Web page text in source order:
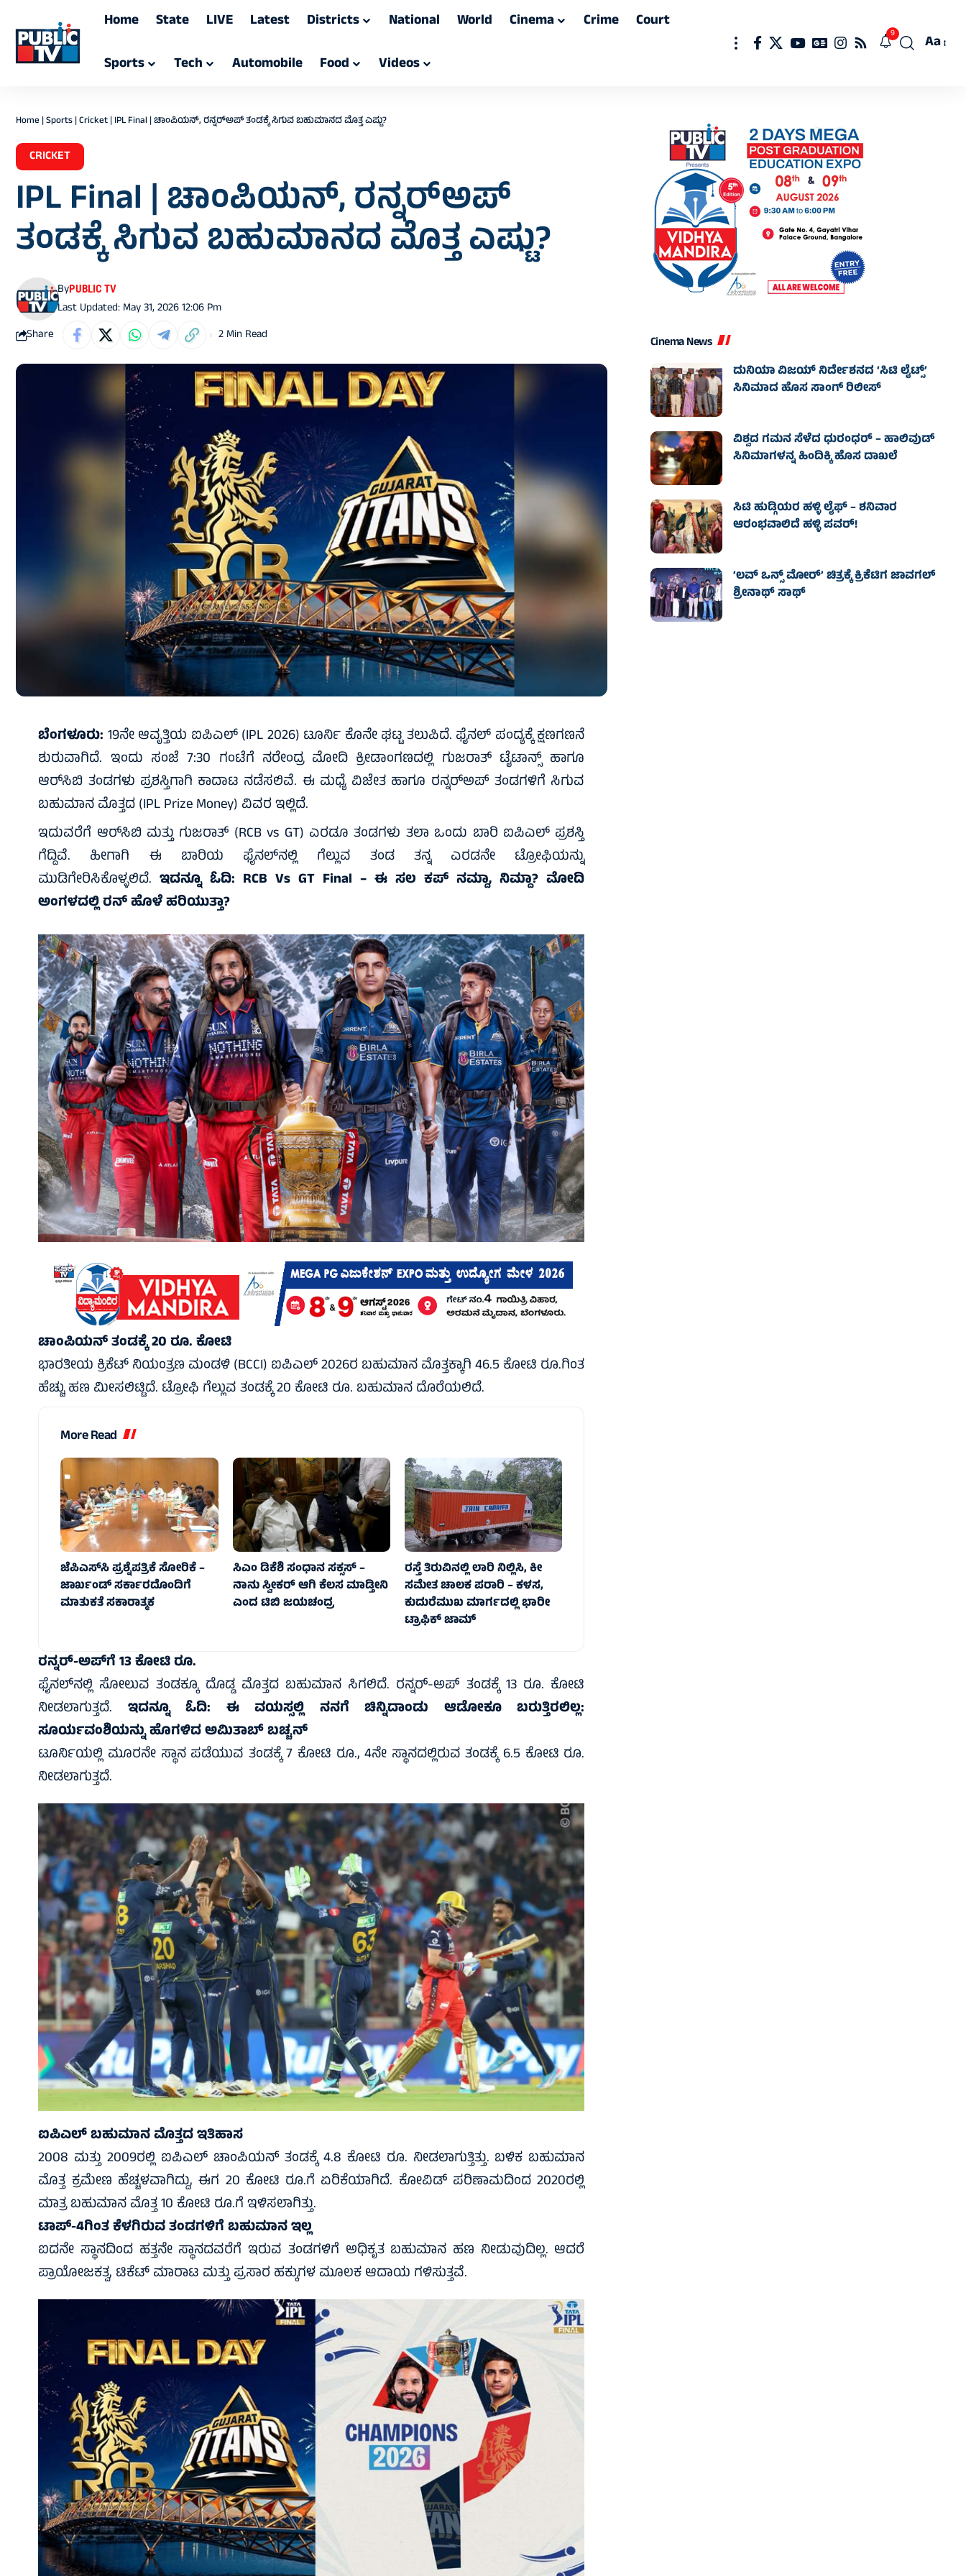
Home State LIVE Latest Districts National World Cinema Crime
Court
Sports
Tech Automobile Food Videos
9
Font
Aa
Home |Sports|Cricket|IPL Final | ಚಾಂಪಿಯನ್‌, ರನ್ನರ್‌ಅಪ್‌ ತಂಡಕ್ಕೆ ಸಿಗುವ ಬಹುಮಾನದ ಮೊತ್ತ ಎಷ್ಟು?
CRICKET
IPL Final | ಚಾಂಪಿಯನ್‌, ರನ್ನರ್‌ಅಪ್‌
ತಂಡಕ್ಕೆ ಸಿಗುವ ಬಹುಮಾನದ ಮೊತ್ತ ಎಷ್ಟು?
Last Updated: May 31, 2026 12:06 Pm
ByPUBLIC TV
Share 2 Min Read
ಬೆಂಗಳೂರು: 19ನೇ ಆವೃತ್ತಿಯ ಐಪಿಎಲ್‌ (IPL 2026) ಟೂರ್ನಿ ಕೊನೇ ಘಟ್ಟ ತಲುಪಿದೆ. ಫೈನಲ್‌ ಪಂದ್ಯಕ್ಕೆ ಕ್ಷಣಗಣನೆ
ಶುರುವಾಗಿದೆ. ಇಂದು ಸಂಜೆ 7:30 ಗಂಟೆಗೆ ನರೇಂದ್ರ ಮೋದಿ ಕ್ರೀಡಾಂಗಣದಲ್ಲಿ ಗುಜರಾತ್‌ ಟೈಟಾನ್ಸ್‌ ಹಾಗೂ
ಆರ್‌ಸಿಬಿ ತಂಡಗಳು ಪ್ರಶಸ್ತಿಗಾಗಿ ಕಾದಾಟ ನಡೆಸಲಿವೆ. ಈ ಮಧ್ಯೆ ವಿಜೇತ ಹಾಗೂ ರನ್ನರ್‌ಅಪ್ ತಂಡಗಳಿಗೆ ಸಿಗುವ
ಬಹುಮಾನ ಮೊತ್ತದ (IPL Prize Money) ವಿವರ ಇಲ್ಲಿದೆ.
ಇದುವರೆಗೆ ಆರ್‌ಸಿಬಿ ಮತ್ತು ಗುಜರಾತ್ (RCB vs GT) ಎರಡೂ ತಂಡಗಳು ತಲಾ ಒಂದು ಬಾರಿ ಐಪಿಎಲ್ ಪ್ರಶಸ್ತಿ
ಗೆದ್ದಿವೆ. ಹೀಗಾಗಿ ಈ ಬಾರಿಯ ಫೈನಲ್‌ನಲ್ಲಿ ಗೆಲ್ಲುವ ತಂಡ ತನ್ನ ಎರಡನೇ ಟ್ರೋಫಿಯನ್ನು
ಮುಡಿಗೇರಿಸಿಕೊಳ್ಳಲಿದೆ.ಇದನ್ನೂ ಓದಿ: RCB Vs GT Final – ಈ ಸಲ ಕಪ್‌ ನಮ್ದಾ, ನಿಮ್ದಾ? ಮೋದಿ
ಅಂಗಳದಲ್ಲಿ ರನ್‌ ಹೊಳೆ ಹರಿಯುತ್ತಾ?
ಚಾಂಪಿಯನ್ ತಂಡಕ್ಕೆ 20 ರೂ. ಕೋಟಿ
ಭಾರತೀಯ ಕ್ರಿಕೆಟ್ ನಿಯಂತ್ರಣ ಮಂಡಳಿ (BCCI) ಐಪಿಎಲ್ 2026ರ ಬಹುಮಾನ ಮೊತ್ತಕ್ಕಾಗಿ 46.5 ಕೋಟಿ ರೂ.ಗಿಂತ
ಹೆಚ್ಚು ಹಣ ಮೀಸಲಿಟ್ಟಿದೆ. ಟ್ರೋಫಿ ಗೆಲ್ಲುವ ತಂಡಕ್ಕೆ 20 ಕೋಟಿ ರೂ. ಬಹುಮಾನ ದೊರೆಯಲಿದೆ.
More Read
ಜೆಪಿಎಸ್‌ಸಿ ಪ್ರಶ್ನೆಪತ್ರಿಕೆ ಸೋರಿಕೆ –
ಜಾರ್ಖಂಡ್‌ ಸರ್ಕಾರದೊಂದಿಗೆ
ಮಾತುಕತೆ ಸಕಾರಾತ್ಮಕ
ಸಿಎಂ ಡಿಕೆಶಿ ಸಂಧಾನ ಸಕ್ಸಸ್‌ –
ನಾನು ಸ್ವೀಕರ್ ಆಗಿ ಕೆಲಸ ಮಾಡ್ತೀನಿ
ಎಂದ ಟಿಬಿ ಜಯಚಂದ್ರ
ರಸ್ತೆ ತಿರುವಿನಲ್ಲಿ ಲಾರಿ ನಿಲ್ಲಿಸಿ, ಕೀ
ಸಮೇತ ಚಾಲಕ ಪರಾರಿ – ಕಳಸ,
ಕುದುರೆಮುಖ ಮಾರ್ಗದಲ್ಲಿ‌ ಭಾರೀ
ಟ್ರಾಫಿಕ್‌ ಜಾಮ್
ರನ್ನರ್-ಅಪ್‌ಗೆ 13 ಕೋಟಿ ರೂ.
ಫೈನಲ್‌ನಲ್ಲಿ ಸೋಲುವ ತಂಡಕ್ಕೂ ದೊಡ್ಡ ಮೊತ್ತದ ಬಹುಮಾನ ಸಿಗಲಿದೆ. ರನ್ನರ್-ಅಪ್ ತಂಡಕ್ಕೆ 13 ರೂ. ಕೋಟಿ
ನೀಡಲಾಗುತ್ತದೆ. ಇದನ್ನೂ ಓದಿ: ಈ ವಯಸ್ಸಲ್ಲಿ ನನಗೆ ಚಿನ್ನಿದಾಂಡು ಆಡೋಕೂ ಬರುತ್ತಿರಲಿಲ್ಲ:
ಸೂರ್ಯವಂಶಿಯನ್ನು ಹೊಗಳಿದ ಅಮಿತಾಬ್ ಬಚ್ಚನ್
ಟೂರ್ನಿಯಲ್ಲಿ ಮೂರನೇ ಸ್ಥಾನ ಪಡೆಯುವ ತಂಡಕ್ಕೆ 7 ಕೋಟಿ ರೂ., 4ನೇ ಸ್ಥಾನದಲ್ಲಿರುವ ತಂಡಕ್ಕೆ 6.5 ಕೋಟಿ ರೂ.
ನೀಡಲಾಗುತ್ತದೆ.
ಐಪಿಎಲ್ ಬಹುಮಾನ ಮೊತ್ತದ ಇತಿಹಾಸ
2008 ಮತ್ತು 2009ರಲ್ಲಿ ಐಪಿಎಲ್ ಚಾಂಪಿಯನ್ ತಂಡಕ್ಕೆ 4.8 ಕೋಟಿ ರೂ. ನೀಡಲಾಗುತ್ತಿತ್ತು. ಬಳಿಕ ಬಹುಮಾನ
ಮೊತ್ತ ಕ್ರಮೇಣ ಹೆಚ್ಚಳವಾಗಿದ್ದು, ಈಗ 20 ಕೋಟಿ ರೂ.ಗೆ ಏರಿಕೆಯಾಗಿದೆ. ಕೋವಿಡ್ ಪರಿಣಾಮದಿಂದ 2020ರಲ್ಲಿ
ಮಾತ್ರ ಬಹುಮಾನ ಮೊತ್ತ 10 ಕೋಟಿ ರೂ.ಗೆ ಇಳಿಸಲಾಗಿತ್ತು.
ಟಾಪ್-4ಗಿಂತ ಕೆಳಗಿರುವ ತಂಡಗಳಿಗೆ ಬಹುಮಾನ ಇಲ್ಲ
ಐದನೇ ಸ್ಥಾನದಿಂದ ಹತ್ತನೇ ಸ್ಥಾನದವರೆಗೆ ಇರುವ ತಂಡಗಳಿಗೆ ಅಧಿಕೃತ ಬಹುಮಾನ ಹಣ ನೀಡುವುದಿಲ್ಲ. ಆದರೆ
ಪ್ರಾಯೋಜಕತ್ವ, ಟಿಕೆಟ್ ಮಾರಾಟ ಮತ್ತು ಪ್ರಸಾರ ಹಕ್ಕುಗಳ ಮೂಲಕ ಆದಾಯ ಗಳಿಸುತ್ತವೆ.
Cinema News
ದುನಿಯಾ ವಿಜಯ್ ನಿರ್ದೇಶನದ ‘ಸಿಟಿ ಲೈಟ್ಸ್’
ಸಿನಿಮಾದ ಹೊಸ ಸಾಂಗ್ ರಿಲೀಸ್
ವಿಶ್ವದ ಗಮನ ಸೆಳೆದ ಧುರಂಧರ್ – ಹಾಲಿವುಡ್‌
ಸಿನಿಮಾಗಳನ್ನ ಹಿಂದಿಕ್ಕಿ ಹೊಸ ದಾಖಲೆ
ಸಿಟಿ ಹುಡ್ಗಿಯರ ಹಳ್ಳಿ ಲೈಫ್‌ – ಶನಿವಾರ
ಆರಂಭವಾಲಿದೆ ಹಳ್ಳಿ ಪವರ್‌!
‘ಲವ್ ಒನ್ಸ್ ಮೋರ್’ ಚಿತ್ರಕ್ಕೆ ಕ್ರಿಕೆಟಿಗ ಜಾವಗಲ್
ಶ್ರೀನಾಥ್ ಸಾಥ್